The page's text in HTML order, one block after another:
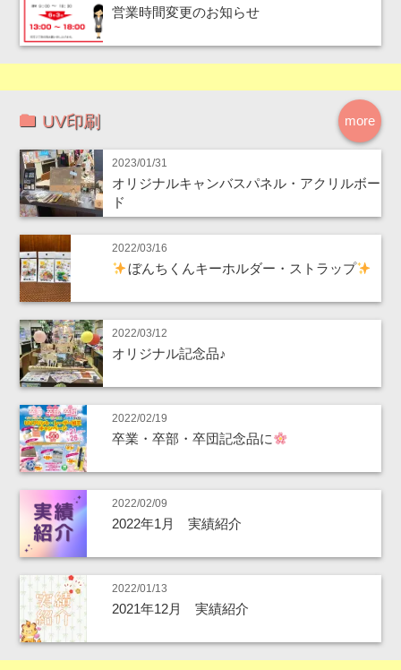
営業時間変更のお知らせ
more
UV印刷
2023/01/31
オリジナルキャンバスパネル・アクリルボー
ド
2022/03/16
ぼんちくんキーホルダー・ストラップ
2022/03/12
オリジナル記念品♪
2022/02/19
卒業・卒部・卒団記念品に
2022/02/09
2022年1月 実績紹介
2022/01/13
2021年12月 実績紹介